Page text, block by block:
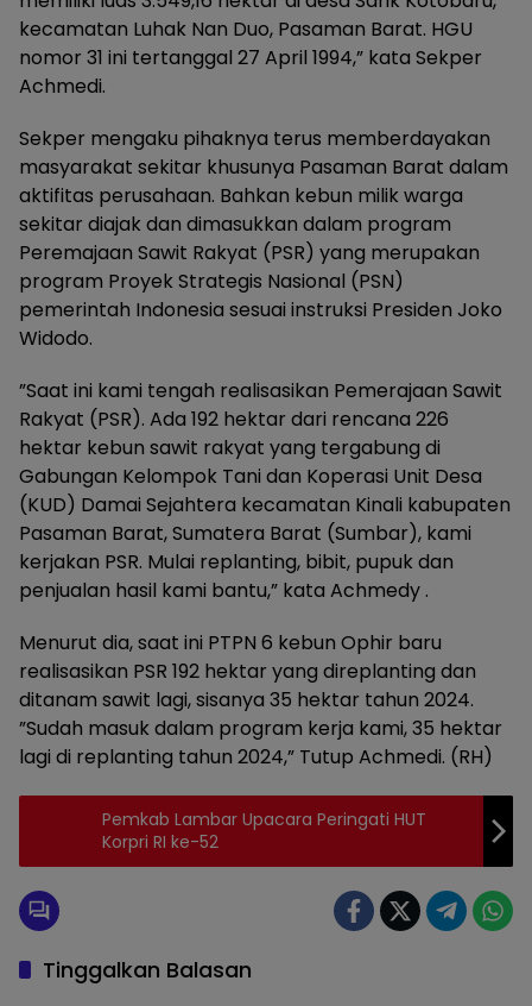
kecamatan Luhak Nan Duo, Pasaman Barat. HGU
nomor 31 ini tertanggal 27 April 1994,” kata Sekper
Achmedi.
Sekper mengaku pihaknya terus memberdayakan
masyarakat sekitar khusunya Pasaman Barat dalam
aktifitas perusahaan. Bahkan kebun milik warga
sekitar diajak dan dimasukkan dalam program
Peremajaan Sawit Rakyat (PSR) yang merupakan
program Proyek Strategis Nasional (PSN)
pemerintah Indonesia sesuai instruksi Presiden Joko
Widodo.
”Saat ini kami tengah realisasikan Pemerajaan Sawit
Rakyat (PSR). Ada 192 hektar dari rencana 226
hektar kebun sawit rakyat yang tergabung di
Gabungan Kelompok Tani dan Koperasi Unit Desa
(KUD) Damai Sejahtera kecamatan Kinali kabupaten
Pasaman Barat, Sumatera Barat (Sumbar), kami
kerjakan PSR. Mulai replanting, bibit, pupuk dan
penjualan hasil kami bantu,” kata Achmedy .
Menurut dia, saat ini PTPN 6 kebun Ophir baru
realisasikan PSR 192 hektar yang direplanting dan
ditanam sawit lagi, sisanya 35 hektar tahun 2024.
”Sudah masuk dalam program kerja kami, 35 hektar
lagi di replanting tahun 2024,” Tutup Achmedi. (RH)
Pemkab Lambar Upacara Peringati HUT
Korpri RI ke-52
Tinggalkan Balasan